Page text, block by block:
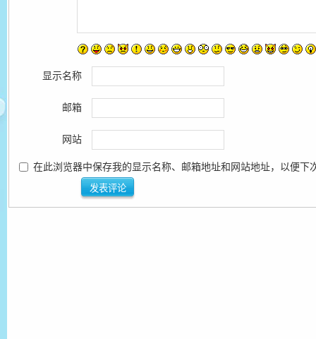
显示名称
邮箱
网站
在此浏览器中保存我的显示名称、邮箱地址和网站地址，以便下